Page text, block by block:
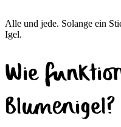
Alle und jede. Solange ein
Igel.
Wie
Blumenigel?